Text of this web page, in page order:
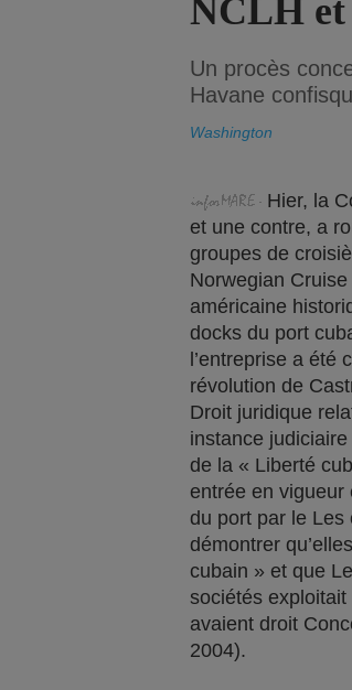
NCLH
Un procès
Havane
Washington
Hier, la
et une contre, a
groupes de
Norwegian
américaine
docks du port
l’entreprise a
révolution de
Droit juridique
instance
de la « Liberté
entrée en vigueur
du port par le Les
démontrer
cubain » et que
sociétés
avaient droit
2004).